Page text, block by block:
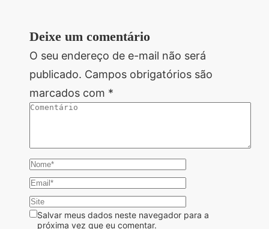
Deixe um comentário
O seu endereço de e-mail não será
publicado. Campos obrigatórios são
marcados com *
Salvar meus dados neste navegador para a
próxima vez que eu comentar.